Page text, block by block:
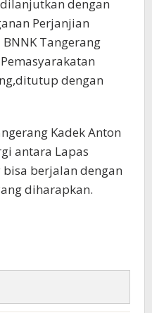
dengan
Perjanjian
Tangerang
dengan
Kadek Anton
antara Lapas
bisa berjalan dengan
diharapkan.